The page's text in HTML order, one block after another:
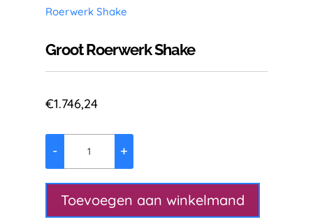
Roerwerk Shake
Groot Roerwerk Shake
€1.746,24
Shake
aantal
- +
Toevoegen aan winkelmand